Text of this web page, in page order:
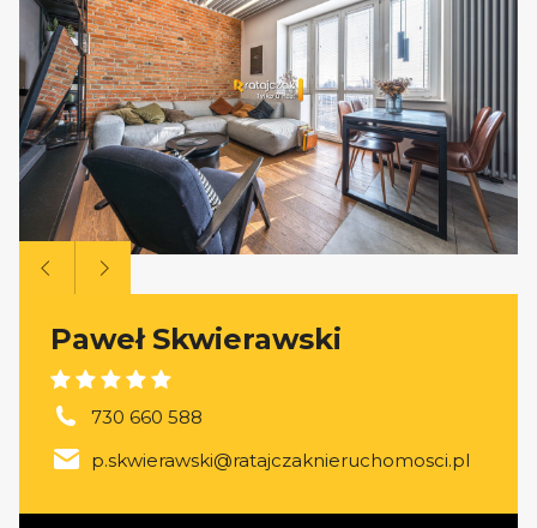
Paweł Skwierawski
730 660 588
p.skwierawski@ratajczaknieruchomosci.pl